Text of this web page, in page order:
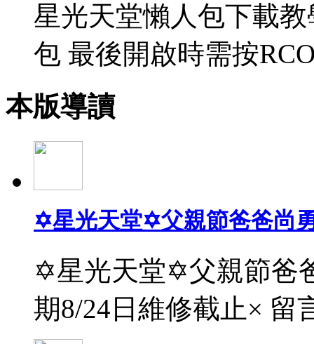
星光天堂懶人包下載
包 最後開啟時需按
本版導讀
✡星光天堂✡父親節爸爸尚
✡星光天堂✡父親節爸
期8/24日維修截止× 留